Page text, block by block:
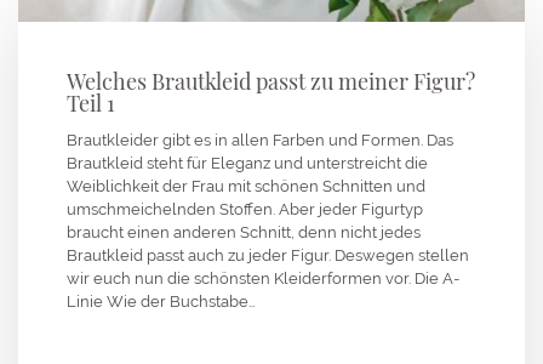
Welches Brautkleid passt zu meiner Figur?
Teil 1
Brautkleider gibt es in allen Farben und Formen. Das
Brautkleid steht für Eleganz und unterstreicht die
Weiblichkeit der Frau mit schönen Schnitten und
umschmeichelnden Stoffen. Aber jeder Figurtyp
braucht einen anderen Schnitt, denn nicht jedes
Brautkleid passt auch zu jeder Figur. Deswegen stellen
wir euch nun die schönsten Kleiderformen vor. Die A-
Linie Wie der Buchstabe…